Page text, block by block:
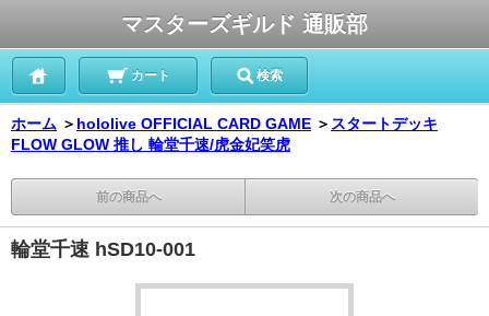
マスターズギルド 通販部
カート 検索
ホーム ＞ hololive OFFICIAL CARD GAME ＞ スタートデッキ
FLOW GLOW 推し 輪堂千速/虎金妃笑虎
前の商品へ 次の商品へ
輪堂千速 hSD10-001